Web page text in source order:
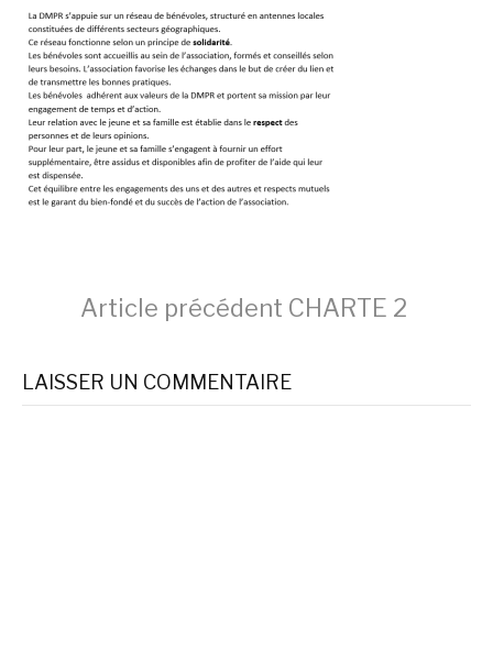
Lire
la
Article précédent CHARTE 2
LAISSER UN COMMENTAIRE